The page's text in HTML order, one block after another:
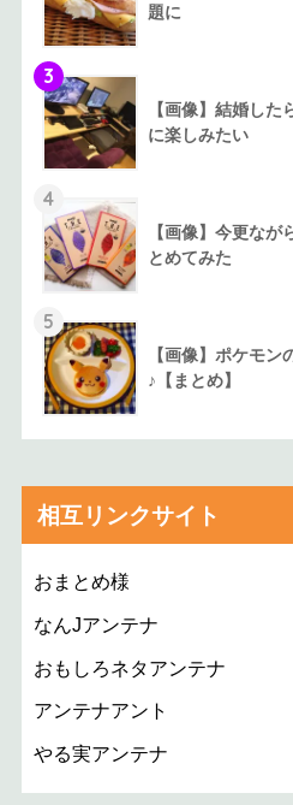
題に
3
【画像】結婚し
に楽しみたい
4
【画像】今更なが
とめてみた
5
【画像】ポケモン
♪【まとめ】
相互リンクサイト
おまとめ様
なんJアンテナ
おもしろネタアンテナ
アンテナアント
やる実アンテナ